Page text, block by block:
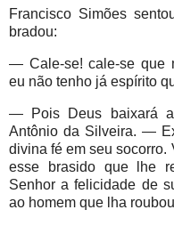
Francisco Simões
bradou:
— Cale-se! cale-se que
eu não tenho já espírito
— Pois Deus baixará
Antônio da Silveira. —
divina fé em seu socorro.
esse brasido que lhe
Senhor a felicidade de
ao homem que lha